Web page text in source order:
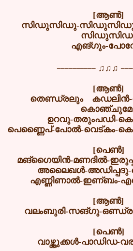
[ആൺ]
സിഡുസിഡു-
എങ്ഗും-
♫♫♫
[ആൺ]
തെണ്ഡ്രലും
ഉറവു-തരുംപഡി-
പെണ്ണൈപ്-പോൽ-
[പെൺ]
മങ്ഗൈയിൻ-മണദിൽ-
അലൈഖൾ-
എണ്ണിണാൽ-ഇണ്ബം-
[ആൺ]
വലംബുരി-സങ്ഗു-
[പെൺ]
വാഴ്ത്തുക്കൾ-പാഡിഡ-